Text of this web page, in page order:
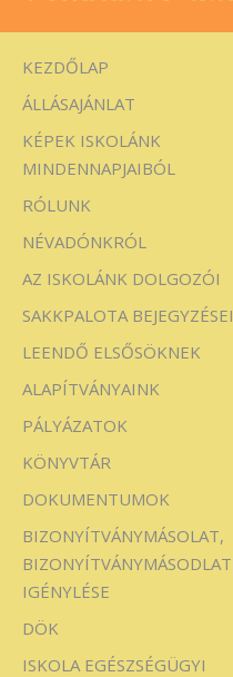
Gyöngyösi
Arany
János
Általános
Iskola
Primary
Navigation
Menu
KEZDŐLAP
ÁLLÁSAJÁNLAT
KÉPEK ISKOLÁNK
MINDENNAPJAIBÓL
RÓLUNK
NÉVADÓNKRÓL
AZ ISKOLÁNK DOLGOZÓI
SAKKPALOTA BEJEGYZÉSEI
LEENDŐ ELSŐSÖKNEK
ALAPÍTVÁNYAINK
PÁLYÁZATOK
KÖNYVTÁR
DOKUMENTUMOK
BIZONYÍTVÁNYMÁSOLAT,
BIZONYÍTVÁNYMÁSODLAT
IGÉNYLÉSE
DÖK
ISKOLA EGÉSZSÉGÜGYI